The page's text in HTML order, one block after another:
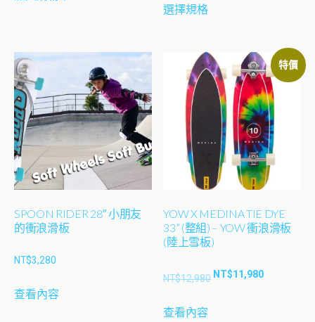
選擇規格
有
多
種
式。
可
在
產
頁
面
擇
SPOON RIDER 28″ 小朋友
的衝浪滑板
NT$3,280
查看內容
特價
YOW X MEDINA TIE DYE
33” (整組) – YOW 衝浪滑板
(陸上雪板)
NT$12,980 原
NT$11,980目
查看內容